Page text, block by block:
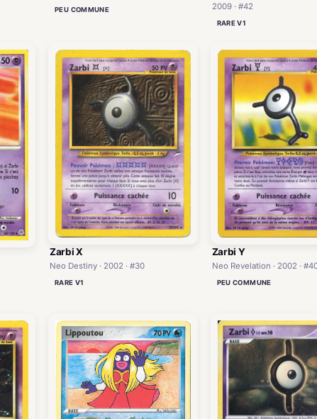
PEU COMMUNE
2009 · #42
RARE V1
Zarbi X
Neo Destiny · 2002 · #30
RARE V1
Zarbi Y
Neo Revelation · 2002 ·
PEU COMMUNE